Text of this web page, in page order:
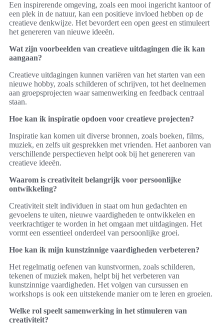
Een inspirerende omgeving, zoals een mooi ingericht kantoor of
een plek in de natuur, kan een positieve invloed hebben op de
creatieve denkwijze. Het bevordert een open geest en stimuleert
het genereren van nieuwe ideeën.
Wat zijn voorbeelden van creatieve uitdagingen die ik kan
aangaan?
Creatieve uitdagingen kunnen variëren van het starten van een
nieuwe hobby, zoals schilderen of schrijven, tot het deelnemen
aan groepsprojecten waar samenwerking en feedback centraal
staan.
Hoe kan ik inspiratie opdoen voor creatieve projecten?
Inspiratie kan komen uit diverse bronnen, zoals boeken, films,
muziek, en zelfs uit gesprekken met vrienden. Het aanboren van
verschillende perspectieven helpt ook bij het genereren van
creatieve ideeën.
Waarom is creativiteit belangrijk voor persoonlijke
ontwikkeling?
Creativiteit stelt individuen in staat om hun gedachten en
gevoelens te uiten, nieuwe vaardigheden te ontwikkelen en
veerkrachtiger te worden in het omgaan met uitdagingen. Het
vormt een essentieel onderdeel van persoonlijke groei.
Hoe kan ik mijn kunstzinnige vaardigheden verbeteren?
Het regelmatig oefenen van kunstvormen, zoals schilderen,
tekenen of muziek maken, helpt bij het verbeteren van
kunstzinnige vaardigheden. Het volgen van cursussen en
workshops is ook een uitstekende manier om te leren en groeien.
Welke rol speelt samenwerking in het stimuleren van
creativiteit?